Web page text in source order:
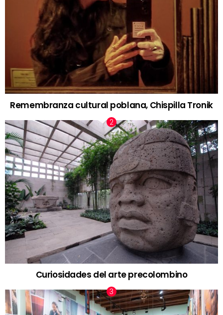
Remembranza cultural poblana, Chispilla Tronik
Curiosidades del arte precolombino